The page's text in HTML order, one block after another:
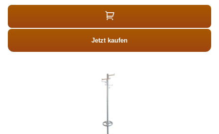
Jetzt kaufen